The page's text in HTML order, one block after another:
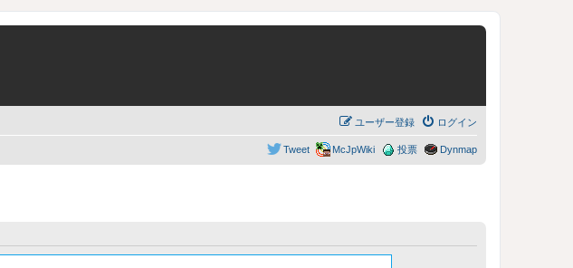
ログイン
ユーザー登録
Dynmap
投票
McJpWiki
Tweet